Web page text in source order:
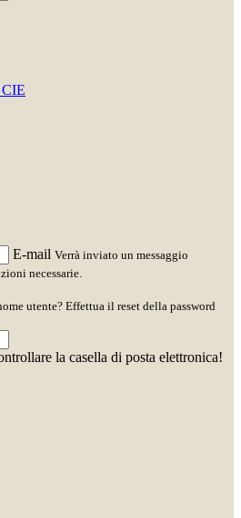
E-mail Verrà inviato un messaggio
necessarie.
utente? Effettua il reset della password
la casella di posta elettronica!